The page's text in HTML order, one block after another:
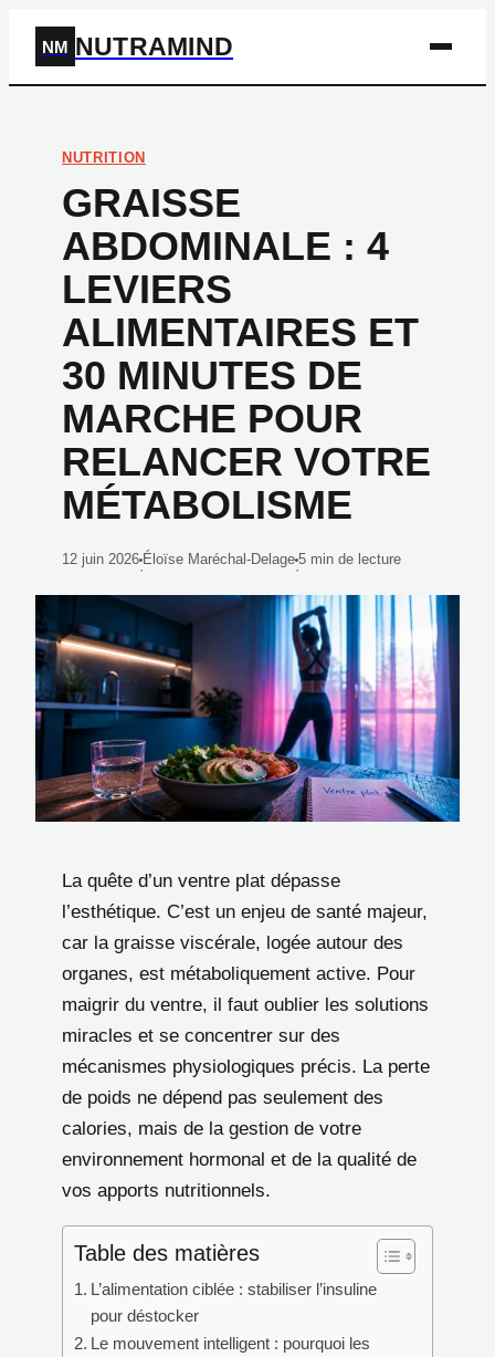
NM NUTRAMIND
NUTRITION
GRAISSE
ABDOMINALE : 4
LEVIERS
ALIMENTAIRES ET
30 MINUTES DE
MARCHE POUR
RELANCER VOTRE
MÉTABOLISME
12 juin 2026
·
Éloïse Maréchal-Delage
·
5 min de lecture
La quête d’un ventre plat dépasse
l’esthétique. C’est un enjeu de santé majeur,
car la graisse viscérale, logée autour des
organes, est métaboliquement active. Pour
maigrir du ventre, il faut oublier les solutions
miracles et se concentrer sur des
mécanismes physiologiques précis. La perte
de poids ne dépend pas seulement des
calories, mais de la gestion de votre
environnement hormonal et de la qualité de
vos apports nutritionnels.
Table des matières
L’alimentation ciblée : stabiliser l’insuline
pour déstocker
Le mouvement intelligent : pourquoi les